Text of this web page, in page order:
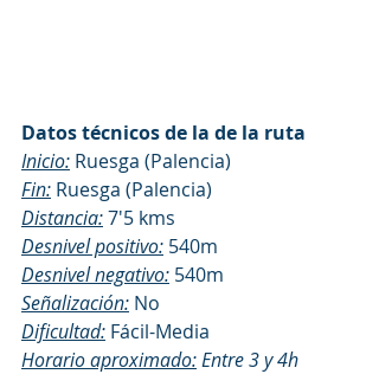
Datos técnicos de la de la ruta
Inicio: Ruesga (Palencia)
Fin: Ruesga (Palencia)
Distancia: 7'5 kms
Desnivel positivo: 540m
Desnivel negativo: 540m
Señalización: No
Dificultad: Fácil-Media
Horario aproximado: Entre 3 y 4h